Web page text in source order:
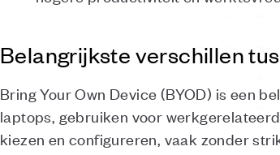
Belangrijkste verschillen
Bring Your Own Device (BYOD) is een
laptops, gebruiken voor
kiezen en configureren, vaak zonder